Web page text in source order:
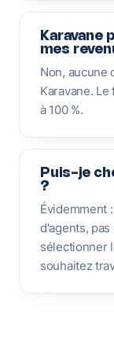
Karavane
mes
Non, aucune
Karavane.
à 100 %.
Puis-je
?
Évidemment
d'agents,
sélectionner
souhaitez